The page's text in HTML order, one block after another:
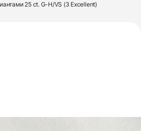
25 ct. G-H/VS (3 Excellent)